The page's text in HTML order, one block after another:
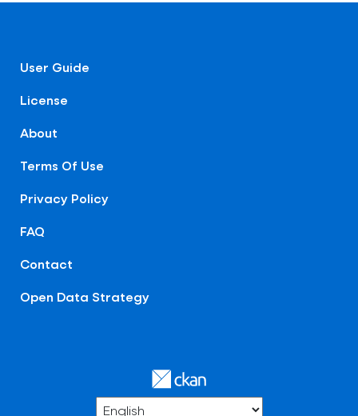
User Guide
License
About
Terms Of Use
Privacy Policy
FAQ
Contact
Open Data Strategy